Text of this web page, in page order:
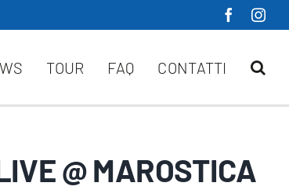
TOUR FAQ CONTATTI
@ MAROSTICA